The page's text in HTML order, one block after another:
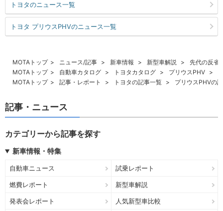
トヨタのニュース一覧
トヨタ プリウスPHVのニュース一覧
MOTAトップ ニュース/記事 新車情報 新型車解説
先代の反省
MOTAトップ
自動車カタログ トヨタカタログ プリウスPHV
MOTAトップ
記事・レポート トヨタの記事一覧 プリウスPHVの
記事・ニュース
カテゴリーから記事を探す
新車情報・特集
自動車ニュース 試乗レポート
燃費レポート 新型車解説
発表会レポート 人気新型車比較